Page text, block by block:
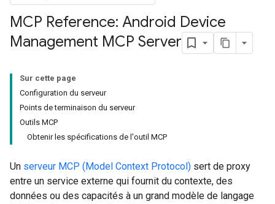
MCP Reference: Android Device
Management MCP Server
Sur cette page
Configuration du serveur
Points de terminaison du serveur
Outils MCP
Obtenir les spécifications de l'outil MCP
Un serveur MCP (Model Context Protocol) sert de proxy
entre un service externe qui fournit du contexte, des
données ou des capacités à un grand modèle de langage